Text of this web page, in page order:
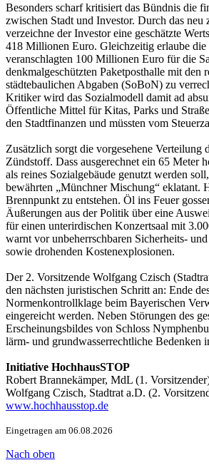
Besonders scharf kritisiert das Bündnis die
zwischen Stadt und Investor. Durch das neu
verzeichne der Investor eine geschätzte
418 Millionen Euro. Gleichzeitig erlaube die
veranschlagten 100 Millionen Euro für die
denkmalgeschützten Paketposthalle mit den
städtebaulichen Abgaben (SoBoN) zu
Kritiker wird das Sozialmodell damit ad
Öffentliche Mittel für Kitas, Parks und
den Stadtfinanzen und müssten vom
Zusätzlich sorgt die vorgesehene Verteilung
Zündstoff. Dass ausgerechnet ein 65 Meter
als reines Sozialgebäude genutzt werden
bewährten „Münchner Mischung“ eklatant.
Brennpunkt zu entstehen. Öl ins Feuer
Äußerungen aus der Politik über eine
für einen unterirdischen Konzertsaal mit
warnt vor unbeherrschbaren Sicherheits-
sowie drohenden Kostenexplosionen.
Der 2. Vorsitzende Wolfgang Czisch
den nächsten juristischen Schritt an: Ende
Normenkontrollklage beim Bayerischen
eingereicht werden. Neben Störungen des
Erscheinungsbildes von Schloss
lärm- und grundwasserrechtliche Bedenken
Initiative HochhausSTOP
Robert Brannekämper, MdL (1.
Wolfgang Czisch, Stadtrat a.D. (2.
www.hochhausstop.de
Eingetragen am 06.08.2026
Nach oben